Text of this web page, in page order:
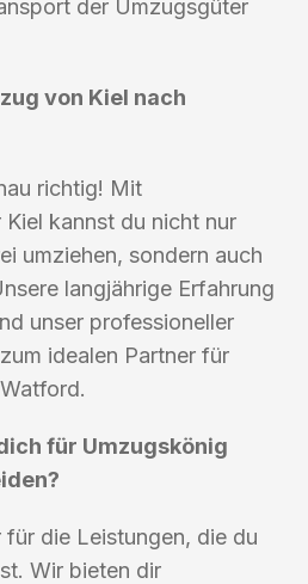
der Umzugsgüter
von Kiel nach
richtig! Mit
kannst du nicht nur
umziehen, sondern auch
langjährige Erfahrung
unser professioneller
idealen Partner für
für Umzugskönig
für die Leistungen, die du
Wir bieten dir